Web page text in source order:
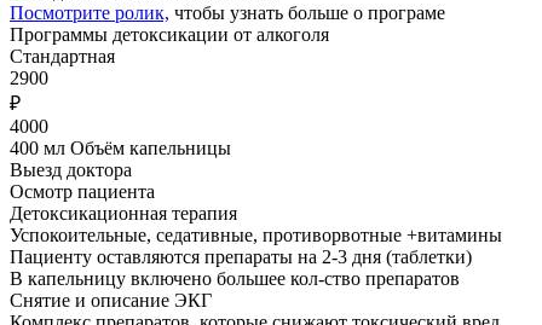
Посмотрите ролик, чтобы узнать больше о програме
Программы детоксикации от алкоголя
Стандартная
2900
₽
4000
400 мл Объём капельницы
Выезд доктора
Осмотр пациента
Детоксикационная терапия
Успокоительные, седативные, противорвотные +витамины
Пациенту оставляются препараты на 2-3 дня (таблетки)
В капельницу включено большее кол-ство препаратов
Снятие и описание ЭКГ